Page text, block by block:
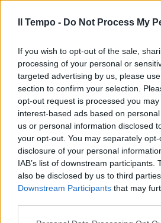
Il Tempo - Do Not Process My
If you wish to opt-out of the sale,
processing of your personal or
targeted advertising by us, please
section to confirm your selection.
opt-out request is processed you
interest-based ads based on
us or personal information disclosed
your opt-out. You may separately
disclosure of your personal
IAB’s list of downstream participants.
also be disclosed by us to third
Downstream Participants that may
Di Michele e l'arbitro
la Fiorentina Mihajlovic già
crisi
19/09/2010
CINA Tifosa invade campo
picchia arbitro Una tifosa
calcio cinese ha fatto
un'invasione di campo e ha
ripetutamente picchiato